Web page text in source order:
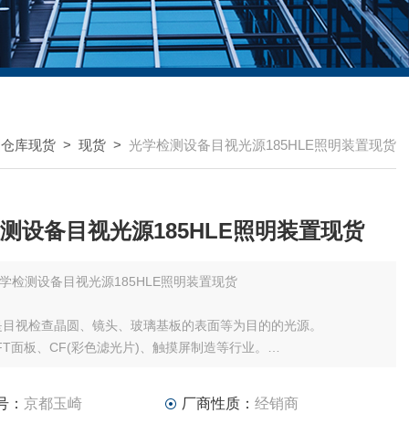
库现货 > 现货 > 光学检测设备目视光源185HLE照明装置现货
设备目视光源185HLE照明装置现货
检测设备目视光源185HLE照明装置现货
视检查晶圆、镜头、玻璃基板的表面等为目的的光源。
面板、CF(彩色滤光片)、触摸屏制造等行业。
： 京都玉崎 厂商性质： 经销商